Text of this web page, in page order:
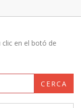
en el botó de
CERCA